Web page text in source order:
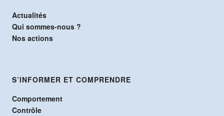
Actualités
Qui sommes-nous ?
Nos actions
S’INFORMER ET COMPRENDRE
Comportement
Contrôle